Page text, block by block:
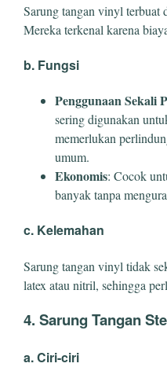
Sarung tangan vinyl
Mereka terkenal karena
b. Fungsi
Penggunaan Sekali
sering digunakan
memerlukan
umum.
Ekonomis: Cocok
banyak tanpa
c. Kelemahan
Sarung tangan vinyl tidak
latex atau nitril, sehingga
4. Sarung Tangan
a. Ciri-ciri